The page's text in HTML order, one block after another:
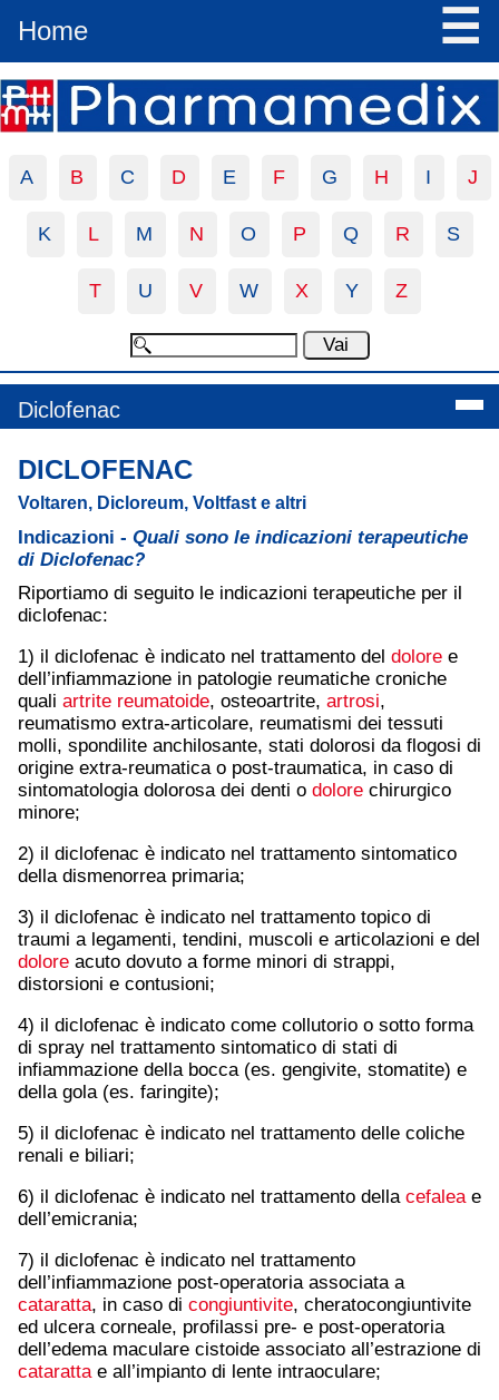
Home ☰
A B C D E F G H I J
K L M N O P Q R S
T U V W X Y Z
Diclofenac
DICLOFENAC
Voltaren, Dicloreum, Voltfast e altri
Indicazioni - Quali sono le indicazioni terapeutiche
di Diclofenac?
Riportiamo di seguito le indicazioni terapeutiche per il
diclofenac:
1) il diclofenac è indicato nel trattamento del dolore e
dell’infiammazione in patologie reumatiche croniche
quali artrite reumatoide, osteoartrite, artrosi,
reumatismo extra-articolare, reumatismi dei tessuti
molli, spondilite anchilosante, stati dolorosi da flogosi di
origine extra-reumatica o post-traumatica, in caso di
sintomatologia dolorosa dei denti o dolore chirurgico
minore;
2) il diclofenac è indicato nel trattamento sintomatico
della dismenorrea primaria;
3) il diclofenac è indicato nel trattamento topico di
traumi a legamenti, tendini, muscoli e articolazioni e del
dolore acuto dovuto a forme minori di strappi,
distorsioni e contusioni;
4) il diclofenac è indicato come collutorio o sotto forma
di spray nel trattamento sintomatico di stati di
infiammazione della bocca (es. gengivite, stomatite) e
della gola (es. faringite);
5) il diclofenac è indicato nel trattamento delle coliche
renali e biliari;
6) il diclofenac è indicato nel trattamento della cefaleae
dell’emicrania;
7) il diclofenac è indicato nel trattamento
dell’infiammazione post-operatoria associata a
cataratta, in caso di congiuntivite, cheratocongiuntivite
ed ulcera corneale, profilassi pre- e post-operatoria
dell’edema maculare cistoide associato all’estrazione di
catarattae all’impianto di lente intraoculare;